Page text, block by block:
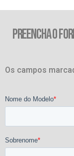
PREENCHA O
Os campos